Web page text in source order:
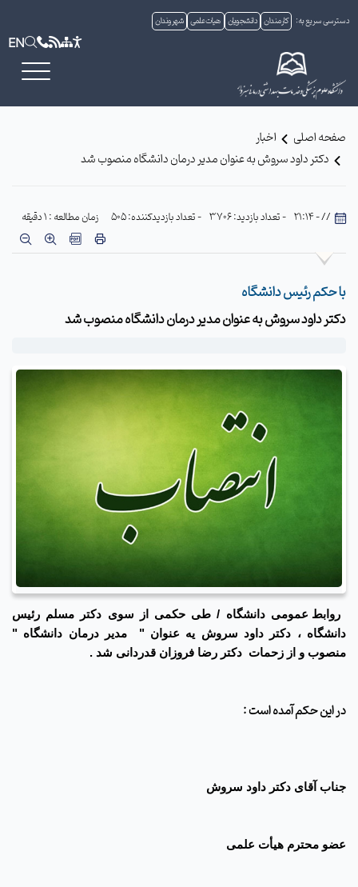
دسترسی سریع به: کارمندان دانشجویان هیات علمی شهروندان
EN
صفحه اصلی
اخبار
دکتر داود سروش به عنوان مدیر درمان دانشگاه منصوب شد
// - 21:14 - تعداد بازدید: 3706 - تعداد بازدیدکننده: 505 زمان مطالعه : 1 دقیقه
با حکم رئیس دانشگاه
دکتر داود سروش به عنوان مدیر درمان دانشگاه منصوب شد
روابط عمومی دانشگاه / طی حکمی از سوی دکتر مسلم رئیس
دانشگاه ، دکتر داود سروش یه عنوان " مدیر درمان دانشگاه "
منصوب و از زحمات دکتر رضا فروزان قدردانی شد .
در این حکم آمده است :
جناب آقای دکتر داود سروش
عضو محترم هیأت علمی